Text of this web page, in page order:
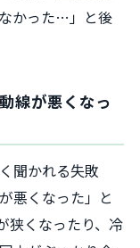
かった…」と後
線が悪くなっ
聞かれる失敗
悪くなった」と
狭くなったり、冷